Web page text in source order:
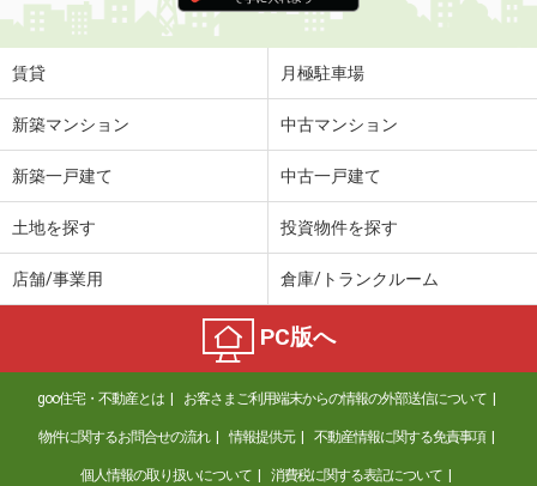
住 所
香川県高松市上林町
専有面積
香川県丸亀市川西町北
4.10万円
香川県高松市十川東町
4.35万円
住 所
香川県高松市十川東町
専有面積 55.35m²
間取り
2LDK
香川県丸亀市飯山町真時
賃貸 月極駐車場
新築マンション 中古マンション
新築一戸建て 中古一戸建て
土地を探す 投資物件を探す
店舗/事業用 倉庫/トランクルーム
PC版へ
goo住宅・不動産とは お客さまご利用端末からの情報の外部送信について
物件に関するお問合せの流れ 情報提供元 不動産情報に関する免責事項
個人情報の取り扱いについて 消費税に関する表記について